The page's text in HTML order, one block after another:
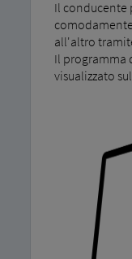
Il conducente
all'altro
Il programma
visualizzato